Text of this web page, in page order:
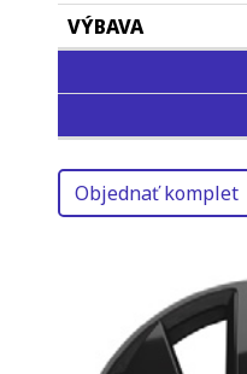
Objednať komplet